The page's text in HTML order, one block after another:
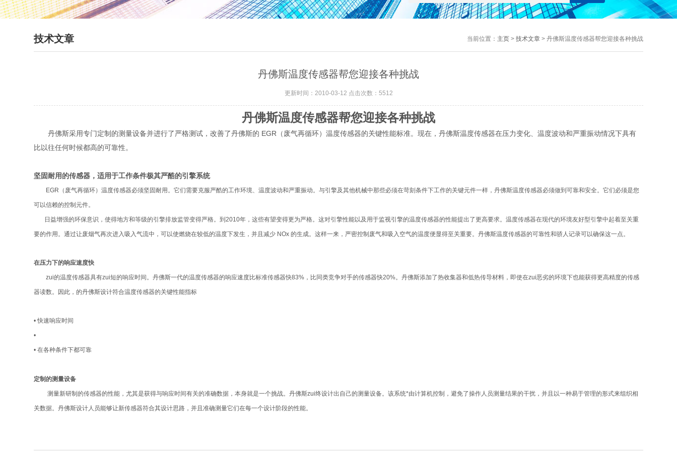
技术文章 当前位置： 主页> 技术文章> 丹佛斯温度传感器帮您迎接各种挑战
丹佛斯温度传感器帮您迎接各种挑战
更新时间：2010-03-12 点击次数：5512
丹佛斯温度传感器帮您迎接各种挑战
丹佛斯采用专门定制的测量设备并进行了严格测试，改善了丹佛斯的 EGR（废气再循环）温度传感器的关键性能标准。现在，丹佛斯温度传感器在压力变化、温度波动和严重振动情况下具有
比以往任何时候都高的可靠性。
坚固耐用的传感器，适用于工作条件极其严酷的引擎系统
EGR（废气再循环）温度传感器必须坚固耐用。它们需要克服严酷的工作环境、温度波动和严重振动。与引擎及其他机械中那些必须在苛刻条件下工作的关键元件一样，丹佛斯温度传感器必须做到可靠和安全。它们必须是您
可以信赖的控制元件。
日益增强的环保意识，使得地方和等级的引擎排放监管变得严格。到2010年，这些有望变得更为严格。这对引擎性能以及用于监视引擎的温度传感器的性能提出了更高要求。温度传感器在现代的环境友好型引擎中起着至关重
要的作用。通过让废烟气再次进入吸入气流中，可以使燃烧在较低的温度下发生，并且减少 NOx 的生成。这样一来，严密控制废气和吸入空气的温度便显得至关重要。丹佛斯温度传感器的可靠性和骄人记录可以确保这一点。
在压力下的响应速度快
zui的温度传感器具有zui短的响应时间。丹佛斯一代的温度传感器的响应速度比标准传感器快83%，比同类竞争对手的传感器快20%。丹佛斯添加了热收集器和低热传导材料，即使在zui恶劣的环境下也能获得更高精度的传感
器读数。因此，的丹佛斯设计符合温度传感器的关键性能指标
• 快速响应时间
•
• 在各种条件下都可靠
定制的测量设备
测量新研制的传感器的性能，尤其是获得与响应时间有关的准确数据，本身就是一个挑战。丹佛斯zui终设计出自己的测量设备。该系统*由计算机控制，避免了操作人员测量结果的干扰，并且以一种易于管理的形式来组织相
关数据。丹佛斯设计人员能够让新传感器符合其设计思路，并且准确测量它们在每一个设计阶段的性能。